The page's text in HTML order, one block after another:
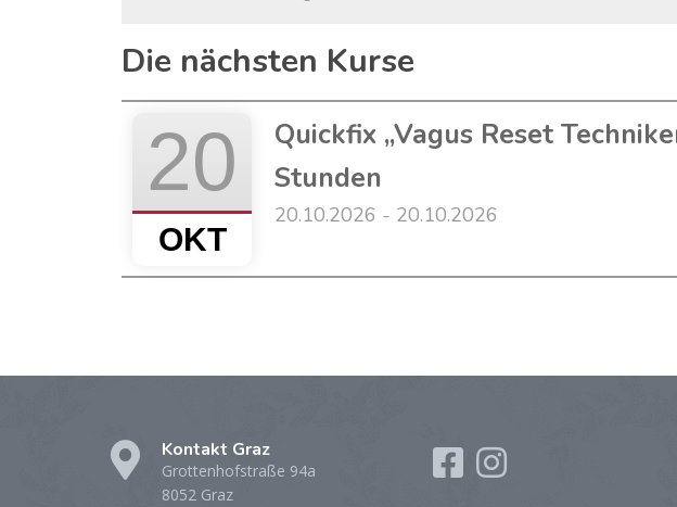
Die nächsten Kurse
20
OKT
Quickfix „Vagus Reset
Stunden
20.10.2026 - 20.10.2026
Kontakt Graz
Grottenhofstraße 94a
8052 Graz